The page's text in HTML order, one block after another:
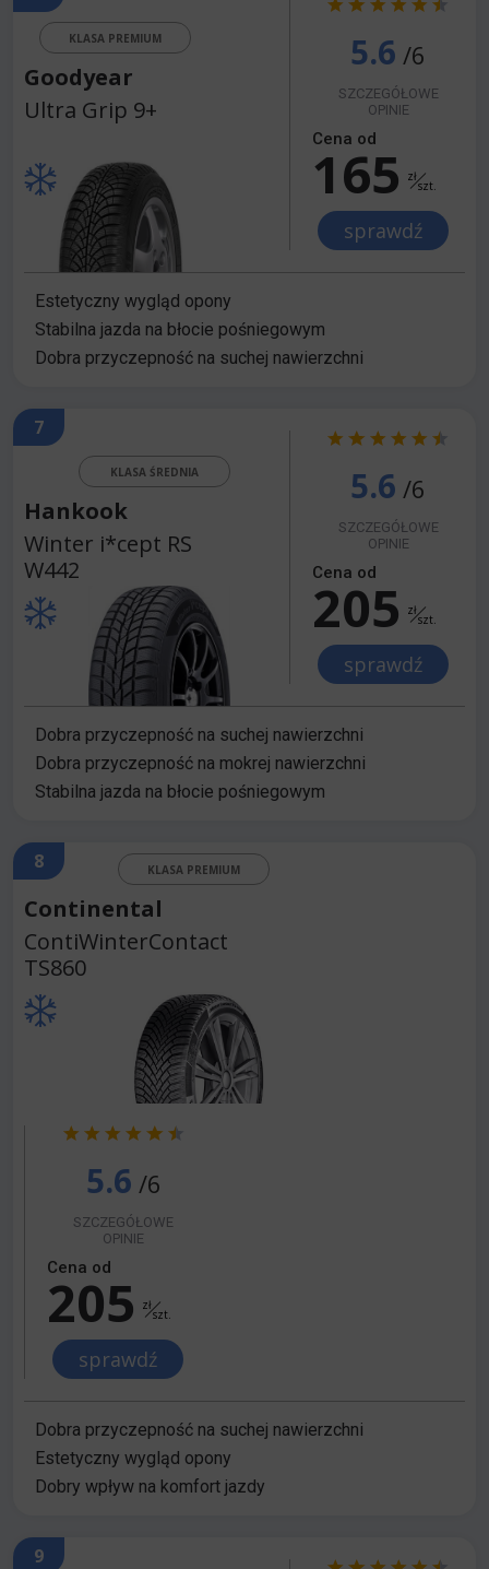
KLASA PREMIUM
Goodyear
Ultra Grip 9+
5.6 /6
SZCZEGÓŁOWE
OPINIE
Cena od
165 zł
szt.
sprawdź
Estetyczny wygląd opony
Stabilna jazda na błocie pośniegowym
Dobra przyczepność na suchej nawierzchni
7
KLASA ŚREDNIA
Hankook
Winter i*cept RS
W442
5.6 /6
SZCZEGÓŁOWE
OPINIE
Cena od
205 zł
szt.
sprawdź
Dobra przyczepność na suchej nawierzchni
Dobra przyczepność na mokrej nawierzchni
Stabilna jazda na błocie pośniegowym
8 KLASA PREMIUM
Continental
ContiWinterContact
TS860
5.6 /6
SZCZEGÓŁOWE
OPINIE
Cena od
205 zł
szt.
sprawdź
Dobra przyczepność na suchej nawierzchni
Estetyczny wygląd opony
Dobry wpływ na komfort jazdy
9